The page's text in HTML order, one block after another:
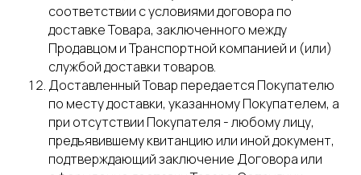
соответствии с условиями договора по
доставке Товара, заключенного между
Продавцом и Транспортной компанией и (или)
службой доставки товаров.
Доставленный Товар передается Покупателю
по месту доставки, указанному Покупателем, а
при отсутствии Покупателя - любому лицу,
предъявившему квитанцию или иной документ,
подтверждающий заключение Договора или